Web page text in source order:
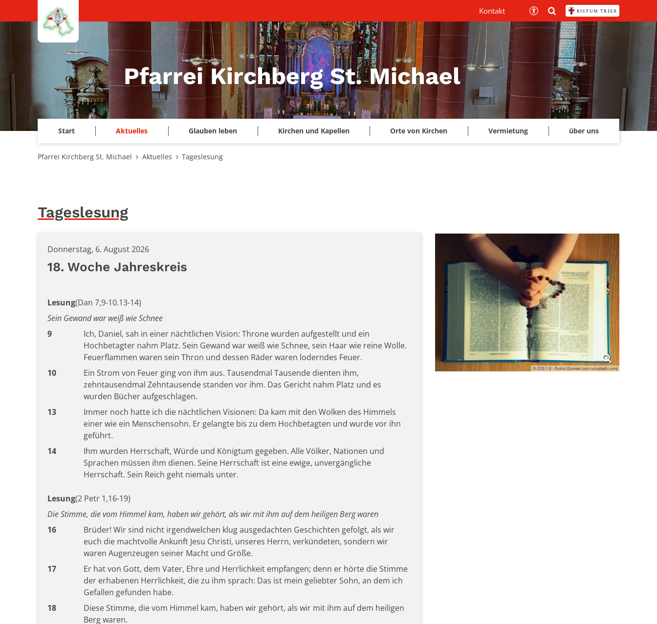
Zum Inhalt springen
Pfarrei Kirchberg St. Michael
Start Aktuelles Glauben leben Kirchen und Kapellen Orte von Kirchen Vermietung über uns
Kontakt
Pfarrei Kirchberg St. Michael Aktuelles Tageslesung
Tageslesung
Donnerstag, 6. August 2026
18. Woche Jahreskreis
Lesung(Dan 7,9-10.13-14)
Sein Gewand war weiß wie Schnee
9
Ich, Daniel, sah in einer nächtlichen Vision: Throne wurden aufgestellt und ein
Hochbetagter nahm Platz. Sein Gewand war weiß wie Schnee, sein Haar wie reine Wolle.
Feuerflammen waren sein Thron und dessen Räder waren loderndes Feuer.
10
Ein Strom von Feuer ging von ihm aus. Tausendmal Tausende dienten ihm,
zehntausendmal Zehntausende standen vor ihm. Das Gericht nahm Platz und es
wurden Bücher aufgeschlagen.
13
Immer noch hatte ich die nächtlichen Visionen: Da kam mit den Wolken des Himmels
einer wie ein Menschensohn. Er gelangte bis zu dem Hochbetagten und wurde vor ihn
geführt.
14
Ihm wurden Herrschaft, Würde und Königtum gegeben. Alle Völker, Nationen und
Sprachen müssen ihm dienen. Seine Herrschaft ist eine ewige, unvergängliche
Herrschaft. Sein Reich geht niemals unter.
Lesung(2 Petr 1,16-19)
Die Stimme, die vom Himmel kam, haben wir gehört, als wir mit ihm auf dem heiligen Berg waren
16
Brüder! Wir sind nicht irgendwelchen klug ausgedachten Geschichten gefolgt, als wir
euch die machtvolle Ankunft Jesu Christi, unseres Herrn, verkündeten, sondern wir
waren Augenzeugen seiner Macht und Größe.
17
Er hat von Gott, dem Vater, Ehre und Herrlichkeit empfangen; denn er hörte die Stimme
der erhabenen Herrlichkeit, die zu ihm sprach: Das ist mein geliebter Sohn, an dem ich
Gefallen gefunden habe.
18
Diese Stimme, die vom Himmel kam, haben wir gehört, als wir mit ihm auf dem heiligen
Berg waren.
© CC0 1.0 - Public Domain (von unsplash.com)